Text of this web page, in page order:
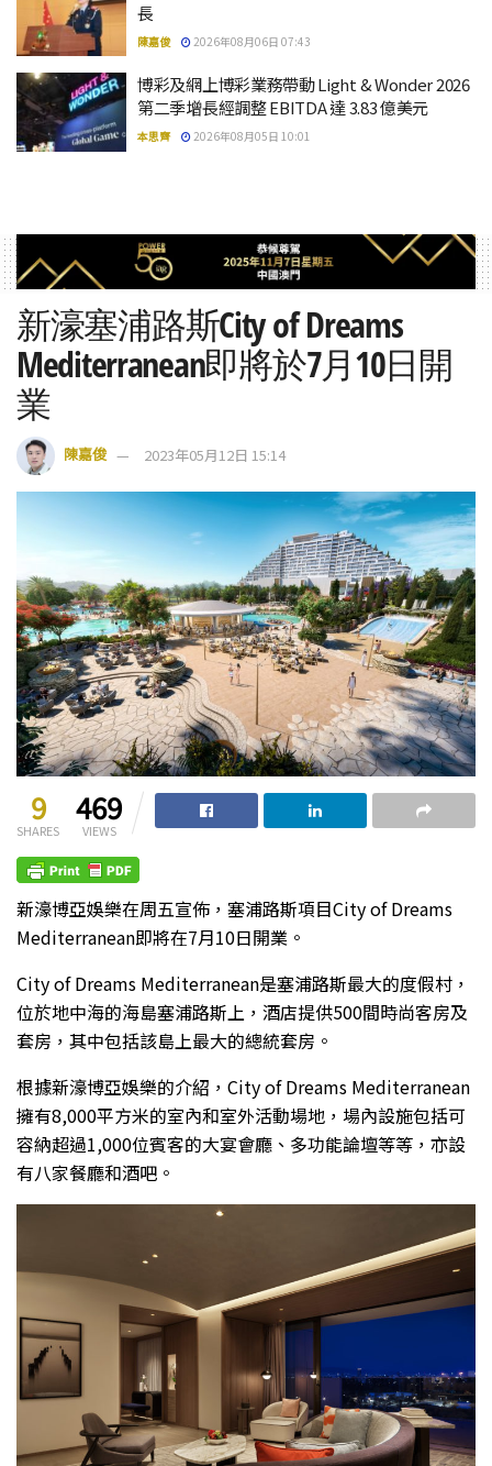
長
陳嘉俊 2026年08月06日 07:43
博彩及網上博彩業務帶動 Light & Wonder 2026
第二季增長經調整 EBITDA 達 3.83 億美元
本思齊 2026年08月05日 10:01
新濠塞浦路斯City of Dreams
Mediterranean即將於7月10日開
業
陳嘉俊 2023年05月12日 15:14
9
SHARES
469
VIEWS
新濠博亞娛樂在周五宣佈，塞浦路斯項目City of Dreams
Mediterranean即將在7月10日開業。
City of Dreams Mediterranean是塞浦路斯最大的度假村，
位於地中海的海島塞浦路斯上，酒店提供500間時尚客房及
套房，其中包括該島上最大的總統套房。
根據新濠博亞娛樂的介紹，City of Dreams Mediterranean
擁有8,000平方米的室內和室外活動場地，場內設施包括可
容納超過1,000位賓客的大宴會廳、多功能論壇等等，亦設
有八家餐廳和酒吧。